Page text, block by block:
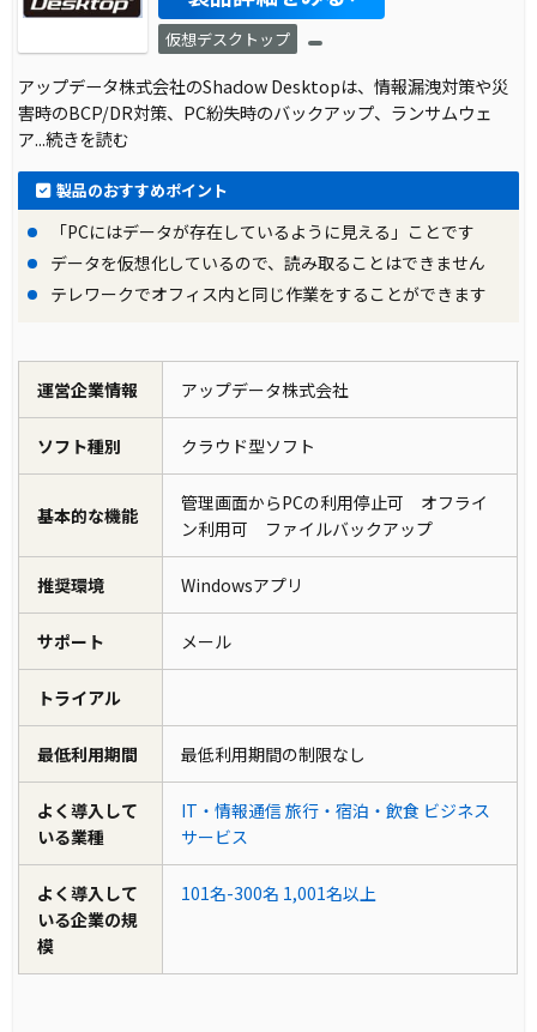
仮想デスクトップ
アップデータ株式会社のShadow Desktopは、情報漏洩対策や災
害時のBCP/DR対策、PC紛失時のバックアップ、ランサムウェ
ア...続きを読む
製品のおすすめポイント
「PCにはデータが存在しているように見える」ことです
データを仮想化しているので、読み取ることはできません
テレワークでオフィス内と同じ作業をすることができます
運営企業情報 アップデータ株式会社
ソフト種別 クラウド型ソフト
基本的な機能
管理画面からPCの利用停止可 オフライ
ン利用可 ファイルバックアップ
推奨環境 Windowsアプリ
サポート メール
トライアル
最低利用期間 最低利用期間の制限なし
よく導入して
いる業種
IT・情報通信 旅行・宿泊・飲食 ビジネス
サービス
よく導入して
いる企業の規
模
101名-300名 1,001名以上